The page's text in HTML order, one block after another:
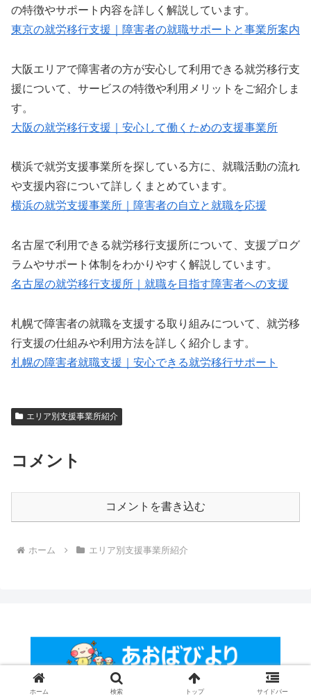
の特徴やサポート内容を詳しく解説しています。
東京の就労移行支援｜障害者の就職サポートと事業所案内
大阪エリアで障害者の方が安心して利用できる就労移行支
援について、サービスの特徴や利用メリットをご紹介しま
す。
大阪の就労移行支援｜安心して働くための支援事業所
横浜で就労支援事業所を探している方に、就職活動の流れ
や支援内容について詳しくまとめています。
横浜の就労支援事業所｜障害者の自立と就職を応援
名古屋で利用できる就労移行支援所について、支援プログ
ラムやサポート体制をわかりやすく解説しています。
名古屋の就労移行支援所｜就職を目指す障害者への支援
札幌で障害者の就職を支援する取り組みについて、就労移
行支援の仕組みや利用方法を詳しく紹介します。
札幌の障害者就職支援｜安心できる就労移行サポート
エリア別支援事業所紹介
コメント
コメントを書き込む
ホーム エリア別支援事業所紹介
© 2025 あおばびより.
ホーム 検索 トップ サイドバー